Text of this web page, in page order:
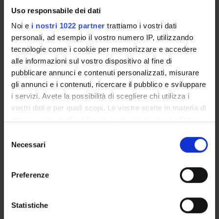
Uso responsabile dei dati
Noi e i nostri 1022 partner trattiamo i vostri dati
personali, ad esempio il vostro numero IP, utilizzando
tecnologie come i cookie per memorizzare e accedere
alle informazioni sul vostro dispositivo al fine di
pubblicare annunci e contenuti personalizzati, misurare
gli annunci e i contenuti, ricercare il pubblico e sviluppare
i servizi. Avete la possibilità di scegliere chi utilizza i
vostri dati e per quali scopi. Le vostre scelte in materia di
modificare o revocare il proprio consenso in qualsiasi
momento dalla Dichiarazione sui cookie o facendo clic
raccogliere informazioni sulla tua posizione
geografica, con un'approssimazione di qualche
Necessari
Preferenze
Statistiche
Seminars 0
To show the organization of the course that
includes this module, follow this link: Course
organization
Program
-General aspects of neuropsychological rehabilitation: cerebral
- Deficit of attention
- Neglect
- Disorders of emotional behavioural